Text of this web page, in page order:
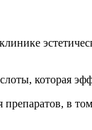
которая
в